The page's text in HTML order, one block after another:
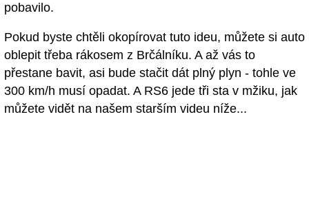
pobavilo.
Pokud byste chtěli okopírovat tuto ideu, můžete si auto
oblepit třeba rákosem z Brčálníku. A až vás to
přestane bavit, asi bude stačit dát plný plyn - tohle ve
300 km/h musí opadat. A RS6 jede tři sta v mžiku, jak
můžete vidět na našem starším videu níže...